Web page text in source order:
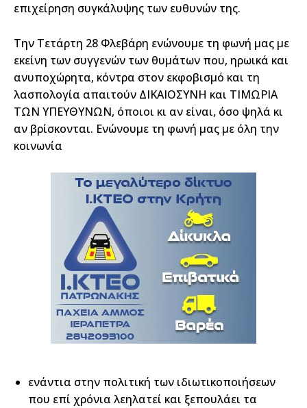
επιχείρηση συγκάλυψης των ευθυνών της.
Την Τετάρτη 28 Φλεβάρη ενώνουμε τη φωνή μας με
εκείνη των συγγενών των θυμάτων που, ηρωικά και
ανυποχώρητα, κόντρα στον εκφοβισμό και τη
λασπολογία απαιτούν ΔΙΚΑΙΟΣΥΝΗ και ΤΙΜΩΡΙΑ
ΤΩΝ ΥΠΕΥΘΥΝΩΝ, όποιοι κι αν είναι, όσο ψηλά κι
αν βρίσκονται. Ενώνουμε τη φωνή μας με όλη την
κοινωνία
ενάντια στην πολιτική των ιδιωτικοποιήσεων
που επί χρόνια λεηλατεί και ξεπουλάει τα